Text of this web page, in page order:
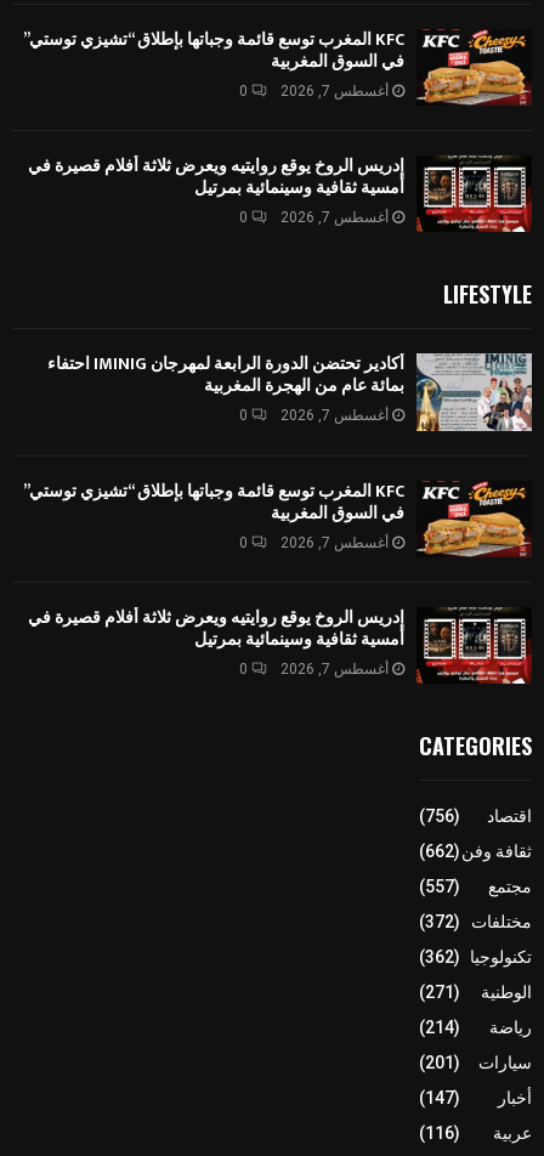
KFC المغرب توسع قائمة وجباتها بإطلاق “تشيزي توستي”
في السوق المغربية
أغسطس 7, 2026 0
إدريس الروخ يوقع روايتيه ويعرض ثلاثة أفلام قصيرة في
أمسية ثقافية وسينمائية بمرتيل
أغسطس 7, 2026 0
LIFESTYLE
أكادير تحتضن الدورة الرابعة لمهرجان IMINIG احتفاء
بمائة عام من الهجرة المغربية
أغسطس 7, 2026 0
KFC المغرب توسع قائمة وجباتها بإطلاق “تشيزي توستي”
في السوق المغربية
أغسطس 7, 2026 0
إدريس الروخ يوقع روايتيه ويعرض ثلاثة أفلام قصيرة في
أمسية ثقافية وسينمائية بمرتيل
أغسطس 7, 2026 0
CATEGORIES
اقتصاد
(756)
ثقافة وفن(662)
مجتمع
(557)
مختلفات
(372)
تكنولوجيا
(362)
الوطنية
(271)
رياضة
(214)
سيارات
(201)
أخبار
(147)
عربية
(116)